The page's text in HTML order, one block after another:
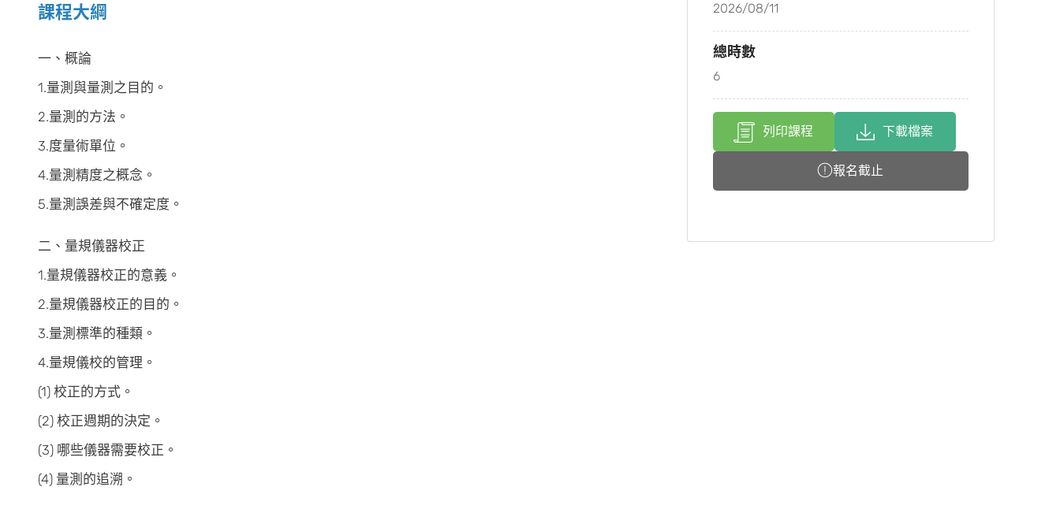
課程大綱
一、概論
1.量測與量測之目的。
2.量測的方法。
3.度量術單位。
4.量測精度之概念。
5.量測誤差與不確定度。
二、量規儀器校正
1.量規儀器校正的意義。
2.量規儀器校正的目的。
3.量測標準的種類。
4.量規儀校的管理。
(1) 校正的方式。
(2) 校正週期的決定。
(3) 哪些儀器需要校正。
(4) 量測的追溯。
2026/08/11
總時數
6
列印課程 下載檔案
報名截止